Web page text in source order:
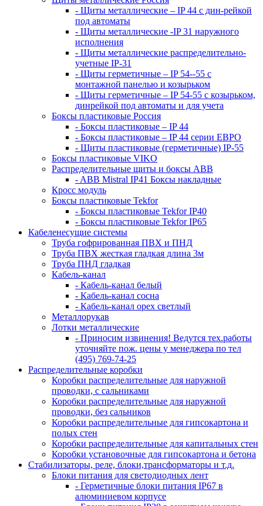
- Щиты металлические – IP 44 с дин-рейкой
под автоматы
- Щиты металлические -IP 31 наружного
исполнения
- Щиты металлические распределительно-
учетные IP-31
- Щиты герметичные – IP 54--55 с
монтажной панелью и козырьком
- Щиты герметичные – IP 54-55 с козырьком,
динрейкой под автоматы и для учета
Боксы пластиковые Россия
- Боксы пластиковые – IP 44
- Боксы пластиковые – IP 44 серии ЕВРО
- Щиты пластиковые (герметичные) IP-55
Боксы пластиковые VIKO
Распределительные щиты и боксы АВВ
- ABB Mistral IP41 Боксы накладные
Кросс модуль
Боксы пластиковые Tekfor
- Боксы пластиковые Tekfor IP40
- Боксы пластиковые Tekfor IP65
Кабеленесущие системы
Труба гофрированная ПВХ и ПНД
Труба ПВХ жесткая гладкая длина 3м
Труба ПНД гладкая
Кабель-канал
- Кабель-канал белый
- Кабель-канал сосна
- Кабель-канал орех светлый
Металлорукав
Лотки металлические
- Приносим извинения! Ведутся тех.работы
уточняйте пож. цены у менеджера по тел
(495) 769-74-25
Распределительные коробки
Коробки распределительные для наружной
проводки, с сальниками
Коробки распределительные для наружной
проводки, без сальников
Коробки распределительные для гипсокартона и
полых стен
Коробки распределительные для капитальных стен
Коробки установочные для гипсокартона и бетона
Стабилизаторы, реле, блоки,трансформаторы и т.д.
Блоки питания для светодиодных лент
- Герметичные блоки питания IP67 в
алюминиевом корпусе